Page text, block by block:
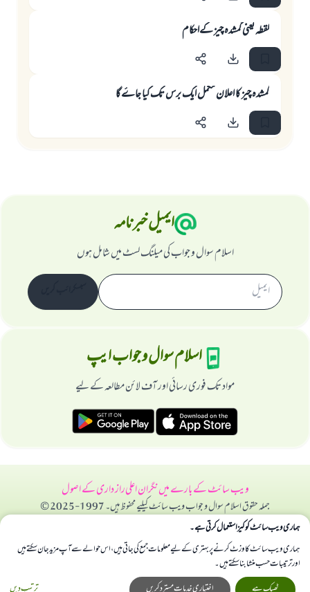
لقطہ یعنی گمشدہ چيز کےاحکام
گمشدہ چيز کا اعلان مکمل ایک برس تک کیا جاۓ گا
ایمیل خبرنامہ
اسلام سوال و جواب کی میلنگ لسٹ میں شامل ہوں
اسلام سوال و جواب ایپ
مواد تک فوری رسائی اور آف لائن مطالعہ کے لیے
ویب سائٹ کے بارے میںنگران اعلیراز داری کے اصول
جملہ حقوق اسلام سوال و جواب ویب سائٹ کیلیے محفوظ ہیں۔ 1997-2025 ©
ہماری ویب سائٹ کوکیز استعمال کرتی ہے۔
ہماری ویب سائٹ کا وزٹ کرنے پر بہتری کے لیے معلومات جمع کی جاتی ہیں، اس حوالے سے آپ مزید جان سکتے ہیں
اور ترتیبات حسب منشا بنا سکتے ہیں۔